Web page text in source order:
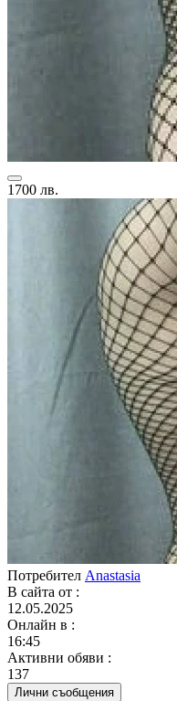
1700 лв.
Потребител Anastasia
В сайта от :
12.05.2025
Онлайн в :
16:45
Активни обяви :
137
Лични съобщения